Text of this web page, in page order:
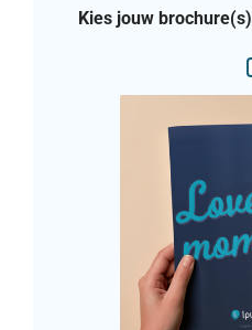
Kies jouw brochure(s)